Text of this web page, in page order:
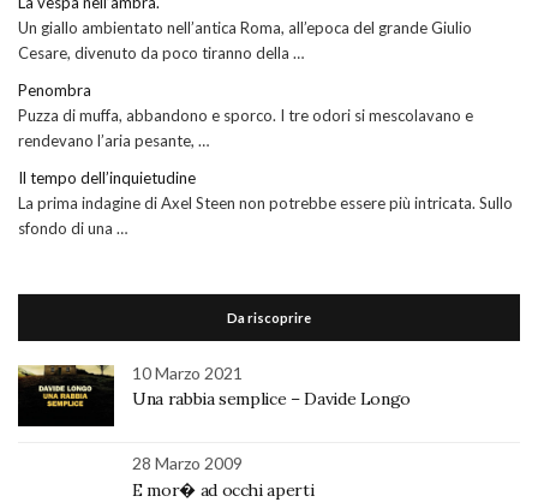
Un giallo ambientato nell’antica Roma, all’epoca del grande Giulio
Cesare, divenuto da poco tiranno della …
Penombra
Puzza di muffa, abbandono e sporco. I tre odori si mescolavano e
rendevano l’aria pesante, …
Il tempo dell’inquietudine
La prima indagine di Axel Steen non potrebbe essere più intricata. Sullo
sfondo di una …
Da riscoprire
10 Marzo 2021
Una rabbia semplice – Davide Longo
28 Marzo 2009
E mor� ad occhi aperti